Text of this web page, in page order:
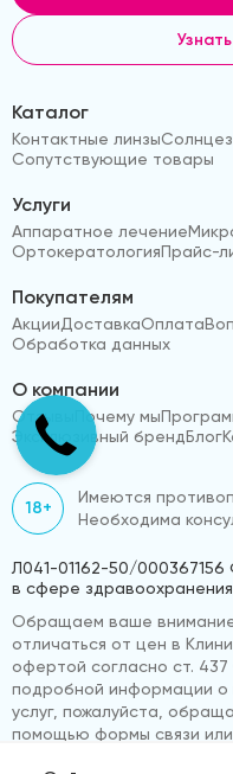
Каталог
Контактные линзы
Сопутствующие товары
Услуги
Аппаратное лечение
ОртокератологияПрайс-
Покупателям
АкцииДоставкаОплата
Обработка данных
О компании
Отзывы Почему мы
Эксклюзивный брендБлог
18+
Имеются
Необходима
Л041-01162-50/
в сфере здравоохранения
Обращаем ваше
отличаться от цен в
офертой согласно ст. 437
подробной информации о
услуг, пожалуйста,
помощью формы связи